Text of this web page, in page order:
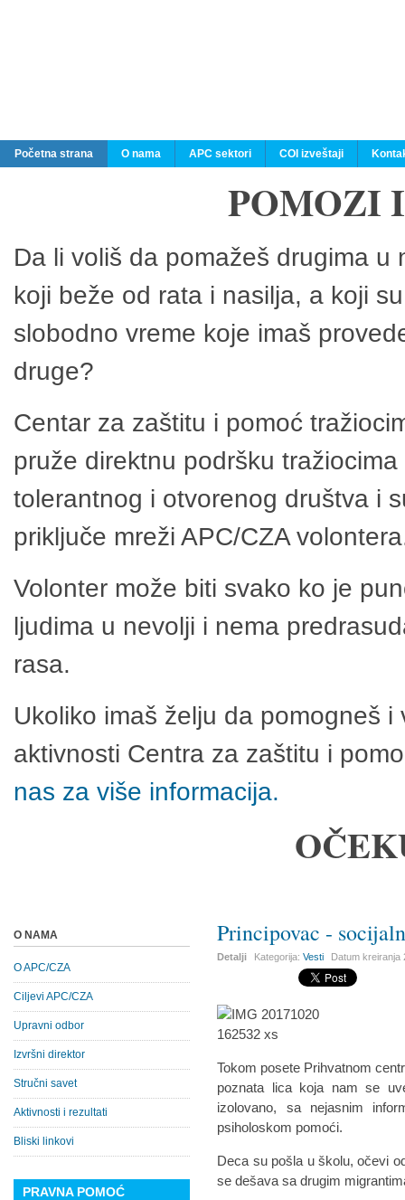
Početna strana O nama APC sektori COI izveštaji
POMOZI
Da li voliš da pomažeš drugima
koji beže od rata i nasilja, a koji
slobodno vreme koje imaš
druge?
Centar za zaštitu i pomoć
pruže direktnu podršku
tolerantnog i otvorenog društva i
priključe mreži APC/CZA
Volonter može biti svako ko je
ljudima u nevolji i nema
rasa.
Ukoliko imaš želju da pomogneš
aktivnosti Centra za zaštitu i
nas za više informacija.
Principovac -
Detalji Kategorija:Vesti Datum kreiranja
Tokom posete Prihvatnom
poznata lica koja nam se
izolovano, sa nejasnim
psiholoskom pomoći.
Deca su pošla u školu, očevi
se dešava sa drugim
O NAMA
O APC/CZA
Ciljevi APC/CZA
Upravni odbor
Izvršni direktor
Stručni savet
Aktivnosti i rezultati
Bliski linkovi
PRAVNA POMOĆ